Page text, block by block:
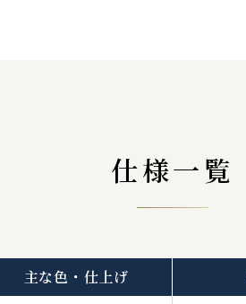
仕様一覧
主な色・仕上げ